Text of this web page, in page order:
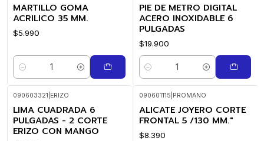
MARTILLO GOMA
ACRILICO 35 MM.
$5.990
Cantidad
PIE DE METRO DIGITAL
ACERO INOXIDABLE 6
PULGADAS
$19.900
Cantidad
090603321 ERIZO
LIMA CUADRADA 6
PULGADAS - 2 CORTE
ERIZO CON MANGO
090601115 PROMANO
ALICATE JOYERO CORTE
FRONTAL 5 /130 MM."
$8.390